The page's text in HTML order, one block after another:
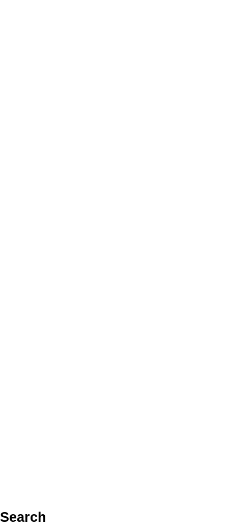
Search